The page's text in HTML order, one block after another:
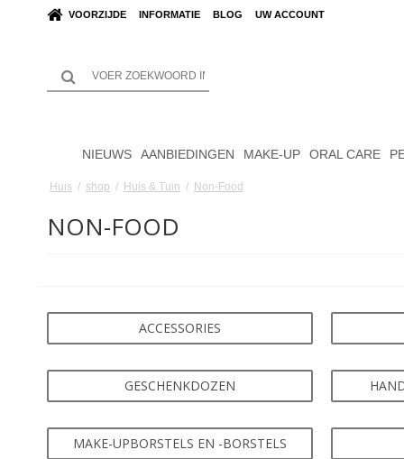
VOORZIJDE INFORMATIE BLOG UW ACCOUNT
NIEUWS AANBIEDINGEN MAKE-UP ORAL CARE
Huis / shop / Huis & Tuin / Non-Food
NON-FOOD
ACCESSORIES
GESCHENKDOZEN
MAKE-UPBORSTELS EN -BORSTELS